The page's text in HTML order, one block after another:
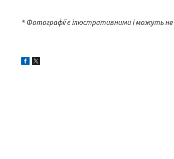
* Фотографії є ілюстративними і можуть